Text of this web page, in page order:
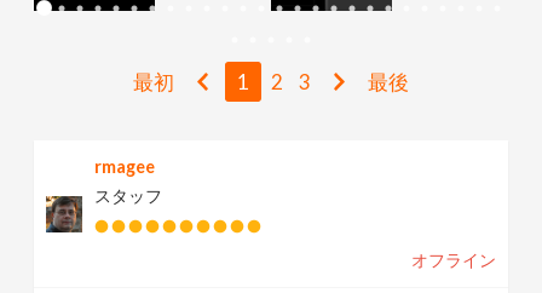
g
最初 1 2 3 最後
rmagee
スタッフ
オフライン